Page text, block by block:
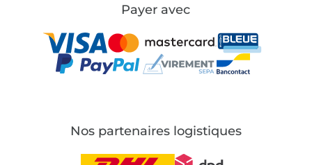
Payer avec
Nos partenaires logistiques